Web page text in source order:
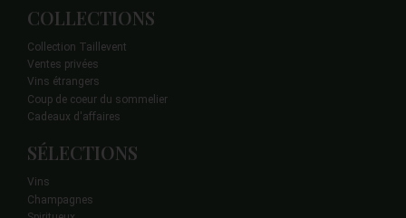
COLLECTIONS
Collection Taillevent
Ventes privées
Vins étrangers
Coup de coeur du sommelier
Cadeaux d'affaires
SÉLECTIONS
Vins
Champagnes